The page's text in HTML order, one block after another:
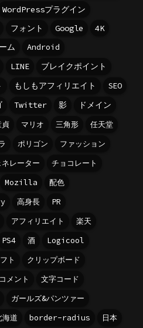
WordPressプラグイン
フォント Google
4K
ム
Android
LINE
ブレイクポイント
もしもアフィリエイト
SEO
Twitter 影
ドメイン
貞 マリオ 三角形
任天堂
ポリゴン
ファッション
レーター
チョコレート
Mozilla
配色
高身長
PR
アフィリエイト
楽天
PS4 酒
Logicool
ト
クリップボード
コメント
文字コード
ガールズ&パンツァー
海道 border-radius 日本